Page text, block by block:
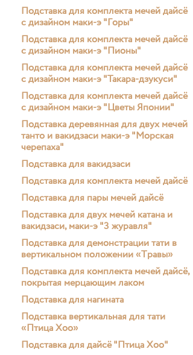
Подставка для комплекта мечей дайсё
с дизайном маки-э "Горы"
Подставка для комплекта мечей дайсё
с дизайном маки-э "Пионы"
Подставка для комплекта мечей дайсё
с дизайном маки-э "Такара-дзукуси"
Подставка для комплекта мечей дайсё
с дизайном маки-э "Цветы Японии"
Подставка деревянная для двух мечей
танто и вакидзаси маки-э "Морская
черепаха"
Подставка для вакидзаси
Подставка для комплекта мечей дайсё
Подставка для пары мечей дайсё
Подставка для двух мечей катана и
вакидзаси, маки-э "3 журавля"
Подставка для демонстрации тати в
вертикальном положении «Травы»
Подставка для комплекта мечей дайсё,
покрытая мерцающим лаком
Подставка для нагината
Подставка вертикальная для тати
«Птица Хоо»
Подставка для дайсё "Птица Хоо"